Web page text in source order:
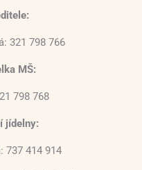
321 798 766
MŠ:
798 768
jídelny:
737 414 914